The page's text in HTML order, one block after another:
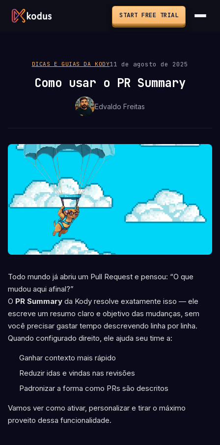
START FREE TRIAL
DICAS E GUIAS DA KODY11 de agosto de 2025
Como usar o PR Summary
Edvaldo Freitas
Todo mundo já abriu um Pull Request e pensou: “O que
mudou aqui afinal?”
O PR Summary da Kody resolve exatamente isso — ele
escreve um resumo claro e objetivo das mudanças, sem
você precisar gastar tempo descrevendo linha por linha.
Quando configurado direito, ele ajuda seu time a:
Ganhar contexto mais rápido
Reduzir idas e vindas nas revisões
Padronizar a forma como PRs são descritos
Vamos ver como ativar, personalizar e tirar o máximo
proveito dessa funcionalidade.